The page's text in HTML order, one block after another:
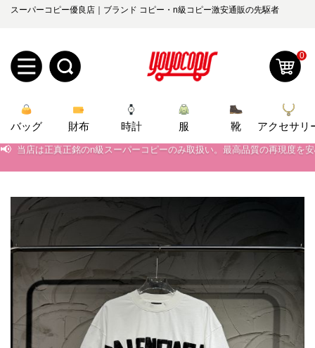
スーパーコピー優良店｜ブランド コピー・n級コピー激安通販の先駆者
規
ー
録
ロ
ー
ら
yoyocopys@gmail.com
0
バッグ 財布 時計 服 靴 アクセサリ
📢 当店は正真正銘のn級スーパーコピーのみ取扱い。最高品質の再現度を
📢 2026春の新作続々更新中！期間中のご注文でお得な割引をご利用いただ
当店は正真正銘のn級スーパーコピーのみ取扱い。最高品質の再現度を
📢 2026春の新作続々更新中！期間中のご注文でお得な割引をご利用いただ
新作入荷！ルイ・ヴィトンスーパーコピー バッグ最新モデルが登場。